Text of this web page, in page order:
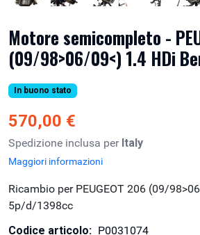
Motore semicompleto -
(09/98>06/09<) 1.4 HDi
In buono stato
570,00 €
Spedizione inclusa per Italy
Maggiori informazioni
Ricambio per PEUGEOT 206 (09/
5p/d/1398cc
Codice articolo: P0031074